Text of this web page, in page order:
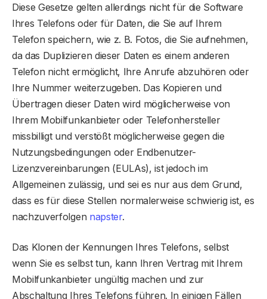
Diese Gesetze gelten allerdings nicht für die Software
Ihres Telefons oder für Daten, die Sie auf Ihrem
Telefon speichern, wie z. B. Fotos, die Sie aufnehmen,
da das Duplizieren dieser Daten es einem anderen
Telefon nicht ermöglicht, Ihre Anrufe abzuhören oder
Ihre Nummer weiterzugeben. Das Kopieren und
Übertragen dieser Daten wird möglicherweise von
Ihrem Mobilfunkanbieter oder Telefonhersteller
missbilligt und verstößt möglicherweise gegen die
Nutzungsbedingungen oder Endbenutzer-
Lizenzvereinbarungen (EULAs), ist jedoch im
Allgemeinen zulässig, und sei es nur aus dem Grund,
dass es für diese Stellen normalerweise schwierig ist, es
nachzuverfolgen napster.
Das Klonen der Kennungen Ihres Telefons, selbst
wenn Sie es selbst tun, kann Ihren Vertrag mit Ihrem
Mobilfunkanbieter ungültig machen und zur
Abschaltung Ihres Telefons führen. In einigen Fällen